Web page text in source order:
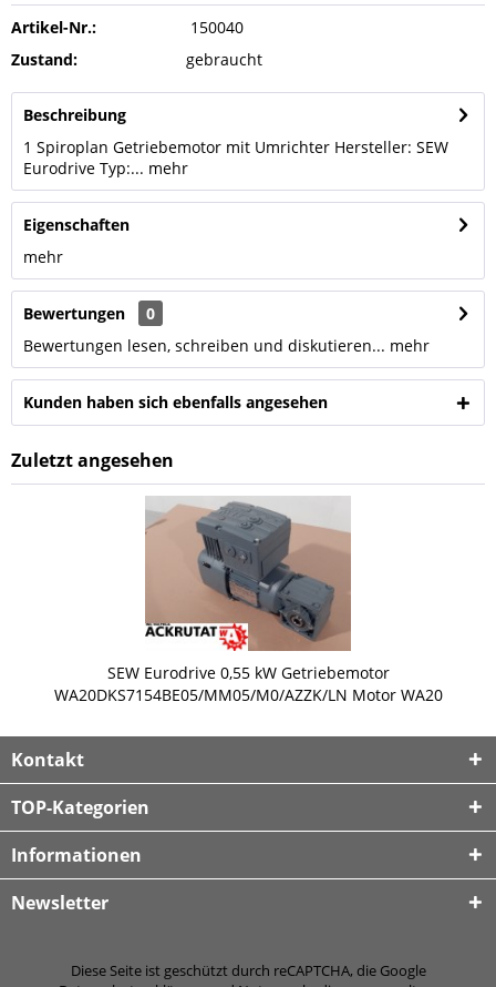
Artikel-Nr.:
150040
Zustand:
gebraucht
Beschreibung
1 Spiroplan Getriebemotor mit Umrichter Hersteller: SEW
Eurodrive Typ:... mehr
Eigenschaften
mehr
Bewertungen
0
Bewertungen lesen, schreiben und diskutieren... mehr
Kunden haben sich ebenfalls angesehen
Zuletzt angesehen
SEW Eurodrive 0,55 kW Getriebemotor
WA20DKS7154BE05/MM05/M0/AZZK/LN Motor WA20
Kontakt
TOP-Kategorien
Informationen
Newsletter
Diese Seite ist geschützt durch reCAPTCHA, die Google